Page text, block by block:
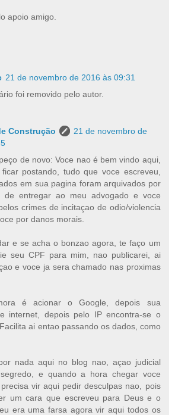
apoio amigo.
21 de novembro de 2016 às 09:31
foi removido pelo autor.
Construção
21 de novembro de
de novo: Voce nao é bem vindo aqui,
postando, tudo que voce escreveu,
em sua pagina foram arquivados por
de entregar ao meu advogado e voce
crimes de incitaçao de odio/violencia
por danos morais.
e se acha o bonzao agora, te faço um
seu CPF para mim, nao publicarei, ai
e voce ja sera chamado nas proximas
é acionar o Google, depois sua
internet, depois pelo IP encontra-se o
ai entao passando os dados, como
nada aqui no blog nao, açao judicial
e quando a hora chegar voce
vir aqui pedir desculpas nao, pois
um cara que escreveu para Deus e o
era uma farsa agora vir aqui todos os